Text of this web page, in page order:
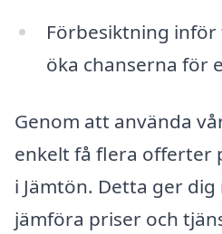
Förbesiktning
öka chanserna för
Genom att använda
enkelt få flera offerter
i Jämtön. Detta ger
jämföra priser och